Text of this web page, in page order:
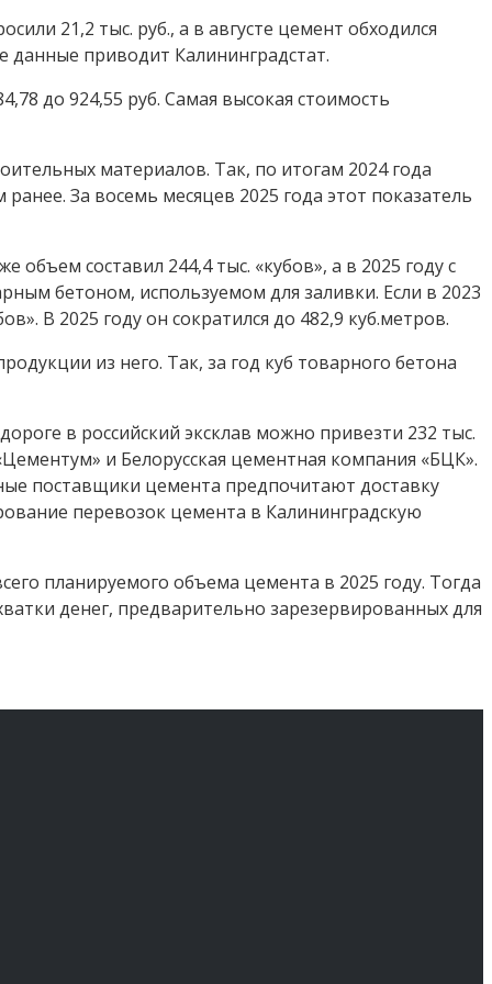
21,2 тыс. руб., а в августе цемент обходился
данные приводит Калининградстат.
до 924,55 руб. Самая высокая стоимость
материалов. Так, по итогам 2024 года
За восемь месяцев 2025 года этот показатель
объем составил 244,4 тыс. «кубов», а в 2025 году с
бетоном, используемом для заливки. Если в 2023
В 2025 году он сократился до 482,9 куб.метров.
из него. Так, за год куб товарного бетона
в российский эксклав можно привезти 232 тыс.
и Белорусская цементная компания «БЦК».
поставщики цемента предпочитают доставку
перевозок цемента в Калининградскую
планируемого объема цемента в 2025 году. Тогда
денег, предварительно зарезервированных для